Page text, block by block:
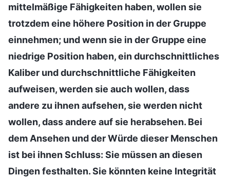
mittelmäßige Fähigkeiten haben, wollen sie
trotzdem eine höhere Position in der Gruppe
einnehmen; und wenn sie in der Gruppe eine
niedrige Position haben, ein durchschnittliches
Kaliber und durchschnittliche Fähigkeiten
aufweisen, werden sie auch wollen, dass
andere zu ihnen aufsehen, sie werden nicht
wollen, dass andere auf sie herabsehen. Bei
dem Ansehen und der Würde dieser Menschen
ist bei ihnen Schluss: Sie müssen an diesen
Dingen festhalten. Sie könnten keine Integrität